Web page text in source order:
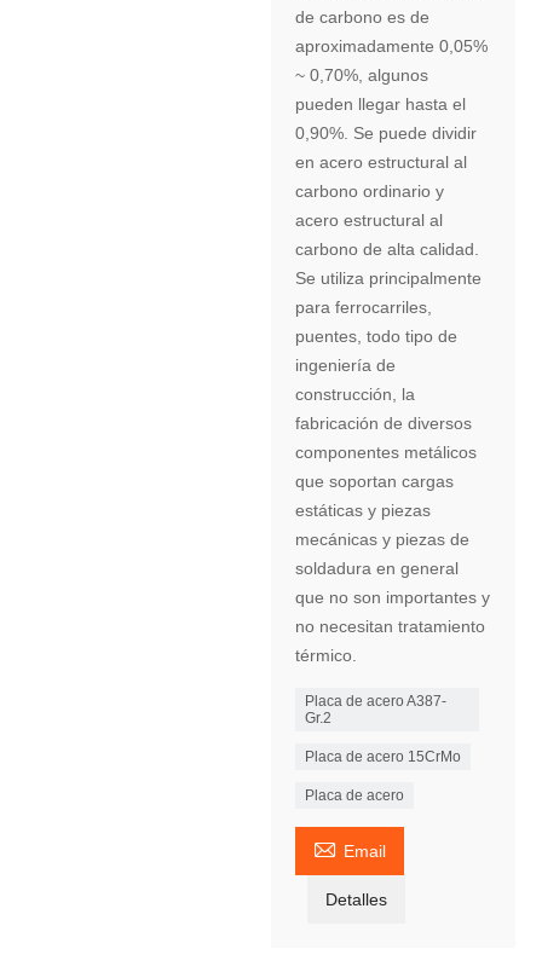
de carbono es de
aproximadamente 0,05%
~ 0,70%, algunos
pueden llegar hasta el
0,90%. Se puede dividir
en acero estructural al
carbono ordinario y
acero estructural al
carbono de alta calidad.
Se utiliza principalmente
para ferrocarriles,
puentes, todo tipo de
ingeniería de
construcción, la
fabricación de diversos
componentes metálicos
que soportan cargas
estáticas y piezas
mecánicas y piezas de
soldadura en general
que no son importantes y
no necesitan tratamiento
térmico.
Placa de acero A387-
Gr.2
Placa de acero 15CrMo
Placa de acero
 Email
Detalles